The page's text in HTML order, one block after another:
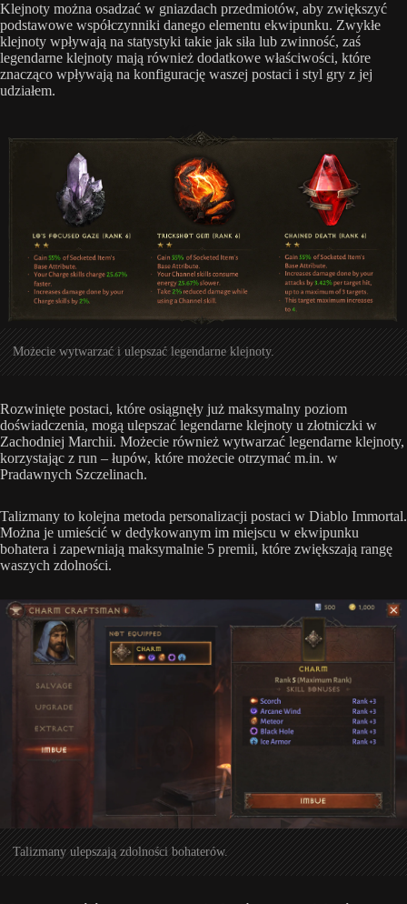
Klejnoty można osadzać w gniazdach przedmiotów, aby zwiększyć
podstawowe współczynniki danego elementu ekwipunku. Zwykłe
klejnoty wpływają na statystyki takie jak siła lub zwinność, zaś
legendarne klejnoty mają również dodatkowe właściwości, które
znacząco wpływają na konfigurację waszej postaci i styl gry z jej
udziałem.
Możecie wytwarzać i ulepszać legendarne klejnoty.
Rozwinięte postaci, które osiągnęły już maksymalny poziom
doświadczenia, mogą ulepszać legendarne klejnoty u złotniczki w
Zachodniej Marchii. Możecie również wytwarzać legendarne klejnoty,
korzystając z run – łupów, które możecie otrzymać m.in. w
Pradawnych Szczelinach.
Talizmany to kolejna metoda personalizacji postaci w Diablo Immortal.
Można je umieścić w dedykowanym im miejscu w ekwipunku
bohatera i zapewniają maksymalnie 5 premii, które zwiększają rangę
waszych zdolności.
Talizmany ulepszają zdolności bohaterów.